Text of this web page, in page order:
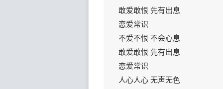
敢爱敢恨 先有出息
恋爱常识
不爱不恨 不会心息
敢爱敢恨 先有出息
恋爱常识
人心人心 无声无色